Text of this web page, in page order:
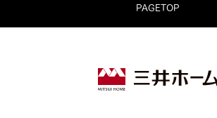
PAGETOP